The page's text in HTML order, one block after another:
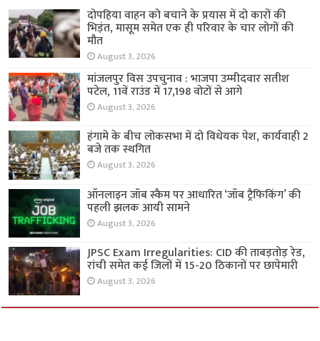
दोपहिया वाहन को बचाने के प्रयास में दो कारों की
भिड़ंत, मासूम समेत एक ही परिवार के चार लोगों की
मौत
August 3, 2026
मांजलपुर विस उपचुनाव : भाजपा उम्मीदवार सतीश
पटेल, 11वें राउंड में 17,198 वोटों से आगे
August 3, 2026
हंगामे के बीच लोकसभा में दो विधेयक पेश, कार्यवाही 2
बजे तक स्थगित
August 3, 2026
ऑनलाइन जॉब स्कैम पर आधारित ‘जॉब ट्रैफिकिंग’ की
पहली झलक आयी सामने
August 3, 2026
JPSC Exam Irregularities: CID की ताबड़तोड़ रेड,
रांची समेत कई जिलों में 15-20 ठिकानों पर छापेमारी
August 3, 2026